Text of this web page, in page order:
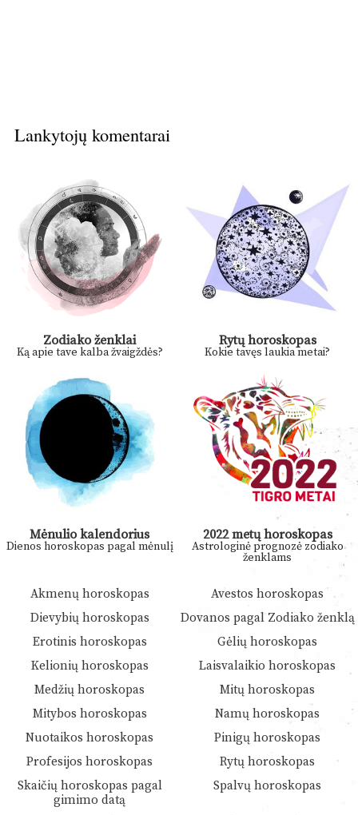
Lankytojų komentarai
Zodiako ženklai
Ką apie tave kalba žvaigždės?
Rytų horoskopas
Kokie tavęs laukia metai?
Mėnulio kalendorius
Dienos horoskopas pagal mėnulį
2022 metų horoskopas
Astrologinė prognozė zodiako
ženklams
Akmenų horoskopas
Avestos horoskopas
Dievybių horoskopas
Dovanos pagal Zodiako ženklą
Erotinis horoskopas
Gėlių horoskopas
Kelionių horoskopas
Laisvalaikio horoskopas
Medžių horoskopas
Mitų horoskopas
Mitybos horoskopas
Namų horoskopas
Nuotaikos horoskopas
Pinigų horoskopas
Profesijos horoskopas
Rytų horoskopas
Skaičių horoskopas pagal
gimimo datą
Spalvų horoskopas